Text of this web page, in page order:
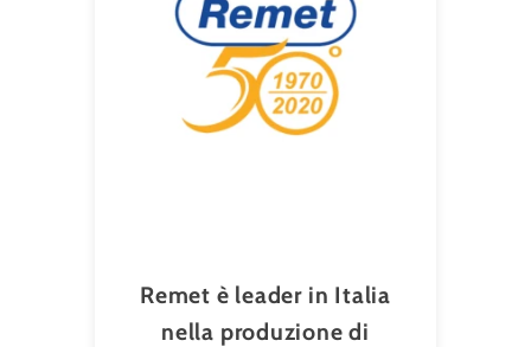
Remet è leader in Italia
nella produzione di